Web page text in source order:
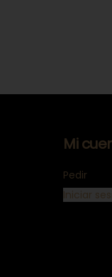
Mi
Pedir
Iniciar